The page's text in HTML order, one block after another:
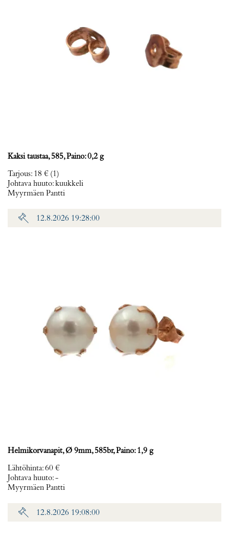
Kaksi taustaa, 585, Paino: 0,2 g
Tarjous: 18 € (1)
Johtava huuto:kuukkeli
Myyrmäen Pantti
12.8.2026 19:28:00
Helmikorvanapit, Ø 9mm, 585br, Paino: 1,9 g
Lähtöhinta:60 €
Johtava huuto:-
Myyrmäen Pantti
12.8.2026 19:08:00